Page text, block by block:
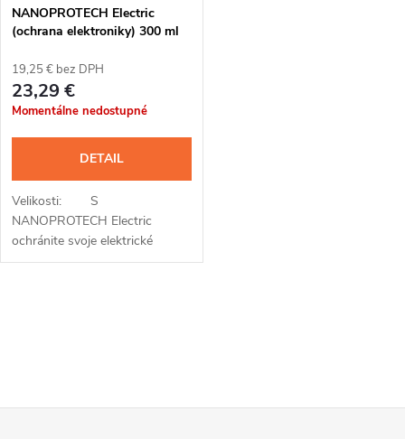
NANOPROTECH Electric
(ochrana elektroniky) 300 ml
19,25 € bez DPH
23,29 €
Momentálne nedostupné
DETAIL
Velikosti: S
NANOPROTECH Electric
ochránite svoje elektrické
prístroje pred vodou a